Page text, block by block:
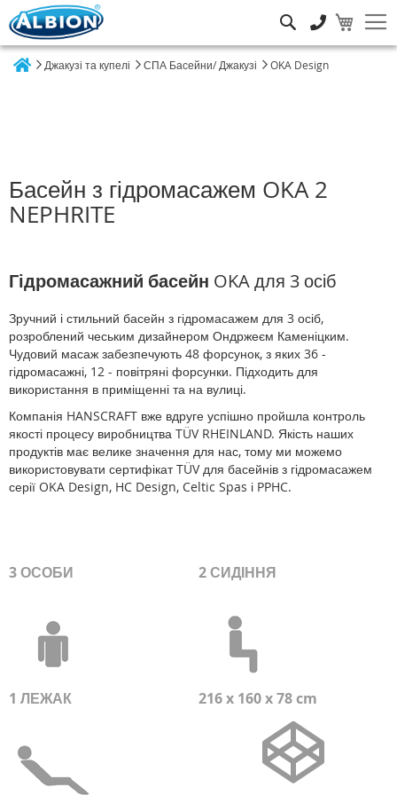
Джакузі та купелі СПА Басейни/ Джакузі OKA Design
Басейн з гідромасажем OKA 2
NEPHRITE
Гідромасажний басейн OKA для 3 осіб
Зручний і стильний басейн з гідромасажем для 3 осіб,
розроблений чеським дизайнером Ондржеєм Каменіцким.
Чудовий масаж забезпечують 48 форсунок, з яких 36 -
гідромасажні, 12 - повітряні форсунки. Підходить для
використання в приміщенні та на вулиці.
Компанія HANSCRAFT вже вдруге успішно пройшла контроль
якості процесу виробництва TÜV RHEINLAND. Якість наших
продуктів має велике значення для нас, тому ми можемо
використовувати сертифікат TÜV для басейнів з гідромасажем
серії OKA Design, HC Design, Celtic Spas і PPHC.
3 ОСОБИ 2 СИДІННЯ
1 ЛЕЖАК 216 x 160 x 78 cm